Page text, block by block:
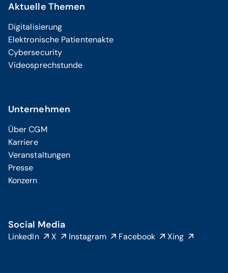
Aktuelle Themen
Digitalisierung
Elektronische Patientenakte
Cybersecurity
Videosprechstunde
Unternehmen
Über CGM
Karriere
Veranstaltungen
Presse
Konzern
Social Media
LinkedIn X Instagram Facebook Xing